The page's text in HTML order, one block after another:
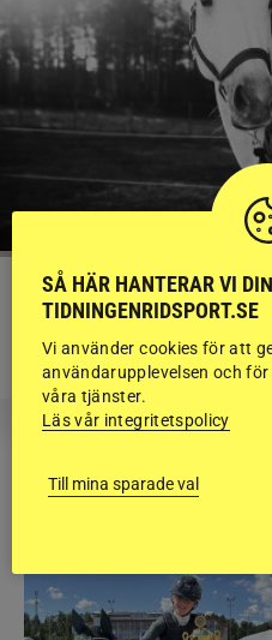
KRÖNIKA
Björn Svensson:
grusrutorna på
SÅ HÄR HANTERAR VI
TIDNINGENRIDSPORT.SE
Vi använder cookies för att
användarupplevelsen och
våra tjänster.
Läs vår integritetspolicy
Till mina sparade val